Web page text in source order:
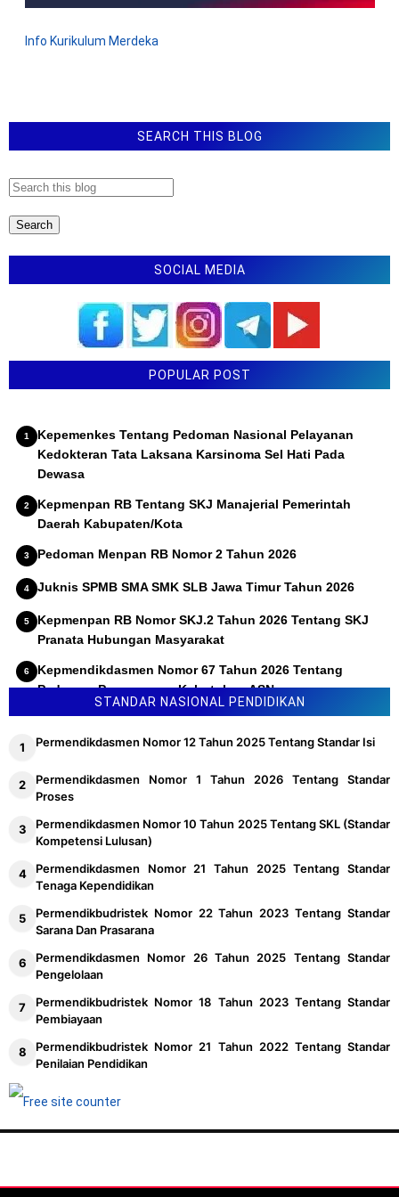
Info Kurikulum Merdeka
SEARCH THIS BLOG
SOCIAL MEDIA
POPULAR POST
Kepemenkes Tentang Pedoman Nasional Pelayanan
Kedokteran Tata Laksana Karsinoma Sel Hati Pada
Dewasa
Kepmenpan RB Tentang SKJ Manajerial Pemerintah
Daerah Kabupaten/Kota
Pedoman Menpan RB Nomor 2 Tahun 2026
Juknis SPMB SMA SMK SLB Jawa Timur Tahun 2026
Kepmenpan RB Nomor SKJ.2 Tahun 2026 Tentang SKJ
Pranata Hubungan Masyarakat
Kepmendikdasmen Nomor 67 Tahun 2026 Tentang
Pedoman Penyusunan Kebutuhan ASN
STANDAR NASIONAL PENDIDIKAN
Permendikdasmen Nomor 12 Tahun 2025 Tentang Standar Isi
Permendikdasmen Nomor 1 Tahun 2026 Tentang Standar
Proses
Permendikdasmen Nomor 10 Tahun 2025 Tentang SKL (Standar
Kompetensi Lulusan)
Permendikdasmen Nomor 21 Tahun 2025 Tentang Standar
Tenaga Kependidikan
Permendikbudristek Nomor 22 Tahun 2023 Tentang Standar
Sarana Dan Prasarana
Permendikdasmen Nomor 26 Tahun 2025 Tentang Standar
Pengelolaan
Permendikbudristek Nomor 18 Tahun 2023 Tentang Standar
Pembiayaan
Permendikbudristek Nomor 21 Tahun 2022 Tentang Standar
Penilaian Pendidikan